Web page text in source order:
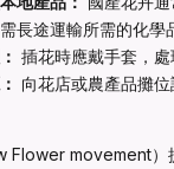
長途運輸所需的化學
插花時應戴手套，處
向花店或農產品攤
Flower movement）